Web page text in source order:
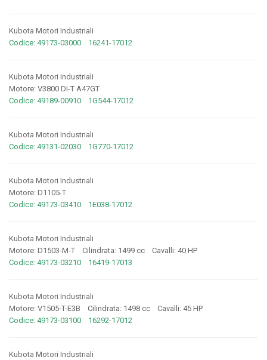
Kubota Motori Industriali
Codice: 49173-03000 16241-17012
Kubota Motori Industriali
Motore: V3800 DI-T A47GT
Codice: 49189-00910 1G544-17012
Kubota Motori Industriali
Codice: 49131-02030 1G770-17012
Kubota Motori Industriali
Motore: D1105-T
Codice: 49173-03410 1E038-17012
Kubota Motori Industriali
Motore: D1503-M-T Cilindrata: 1499 cc Cavalli: 40 HP
Codice: 49173-03210 16419-17013
Kubota Motori Industriali
Motore: V1505-T-E3B Cilindrata: 1498 cc Cavalli: 45 HP
Codice: 49173-03100 16292-17012
Kubota Motori Industriali